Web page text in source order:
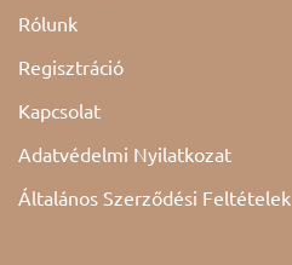
Rólunk
Regisztráció
Kapcsolat
Adatvédelmi Nyilatkozat
Általános Szerződési Feltételek